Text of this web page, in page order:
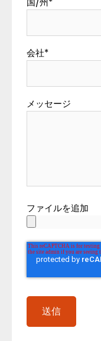
会社*
メッセージ
ファイルを追加